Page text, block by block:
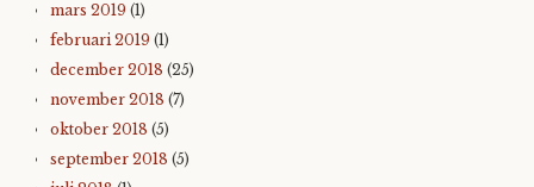
mars 2019 (1)
februari 2019 (1)
december 2018 (25)
november 2018 (7)
oktober 2018 (5)
september 2018 (5)